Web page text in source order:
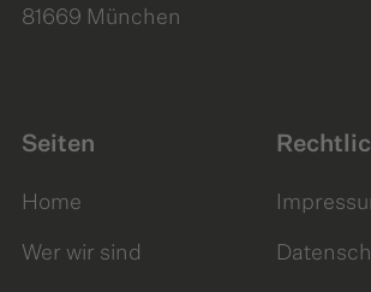
81669 München
Seiten
Home
Wer wir sind